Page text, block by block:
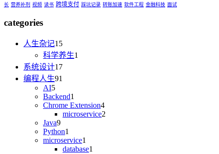
长 营养补剂 视频 读书 跨境支付 踩坑记录 转账加速 软件工程 金融科技 面试
categories
人生杂记15
科学养生1
系统设计17
编程人生91
AI5
Backend1
Chrome Extension4
microservice2
Java9
Python1
microservice1
database1